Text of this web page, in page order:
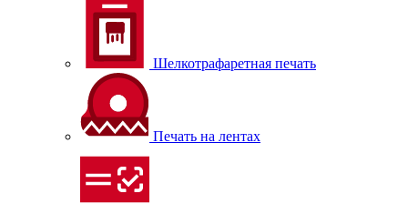
Шелкотрафаретная печать
Печать на лентах